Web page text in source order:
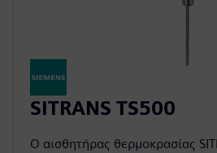
SITRANS TS500
Ο αισθητήρας θερμοκρασίας